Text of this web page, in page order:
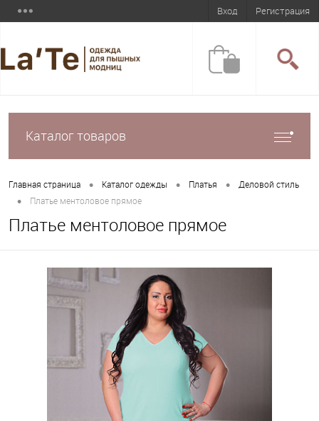
Вход Регистрация
Каталог товаров
Главная страница • Каталог одежды • Платья • Деловой стиль
• Платье ментоловое прямое
Платье ментоловое прямое